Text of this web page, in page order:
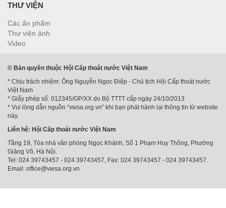
THƯ VIỆN
Các ấn phẩm
Thư viện ảnh
Video
© Bản quyền thuộc Hội Cấp thoát nước Việt Nam
* Chịu trách nhiệm: Ông Nguyễn Ngọc Điệp - Chủ tịch Hội Cấp thoát nước
Việt Nam
* Giấy phép số: 012345/GP/XX do Bộ TTTT cấp ngày 24/10/2013
* Vui lòng dẫn nguồn “vwsa.org.vn” khi bạn phát hành lại thông tin từ website
này.
Liên hệ: Hội Cấp thoát nước Việt Nam
Tầng 19, Tòa nhà văn phòng Ngọc Khánh, Số 1 Phạm Huy Thông, Phường
Giảng Võ, Hà Nội.
Tel: 024 39743457 - 024 39743457, Fax: 024 39743457 - 024 39743457.
Email: office@vwsa.org.vn